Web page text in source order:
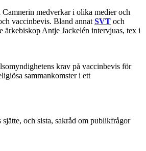
Camnerin medverkar i olika medier och
vaccinbevis. Bland annat SVT och
ärkebiskop Antje Jackelén intervjuas, tex i
krav på vaccinbevis för
sammankomster i ett
och sista, sakråd om publikfrågor